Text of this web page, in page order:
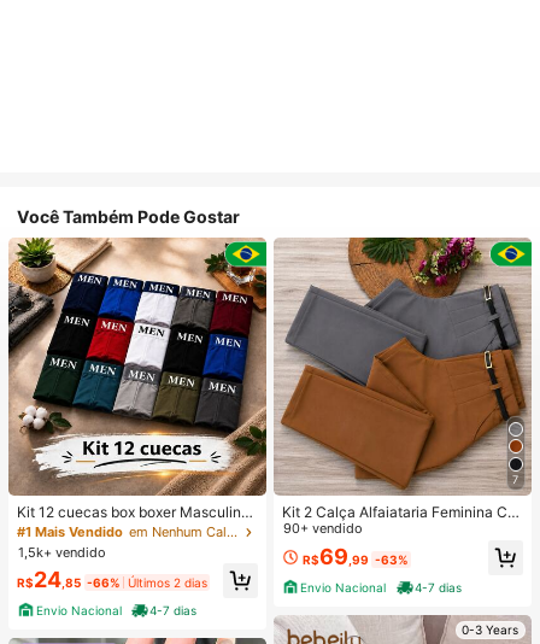
Você Também Pode Gostar
Kit 12 cuecas box boxer Masculinas
Premium Microfibra Confort Boxer o
u 4
#1 Mais Vendido
em Nenhum Calções de banho masculinos
1,5k+ vendido
R$24 ,85 -66% Últimos 2 dias
Envio Nacional
4-7 dias
7
Kit 2 Calça Alfaiataria Feminina Co
m Cinto
90+ vendido
R$69 ,99 -63%
Envio Nacional
4-7 dias
0-3 Years